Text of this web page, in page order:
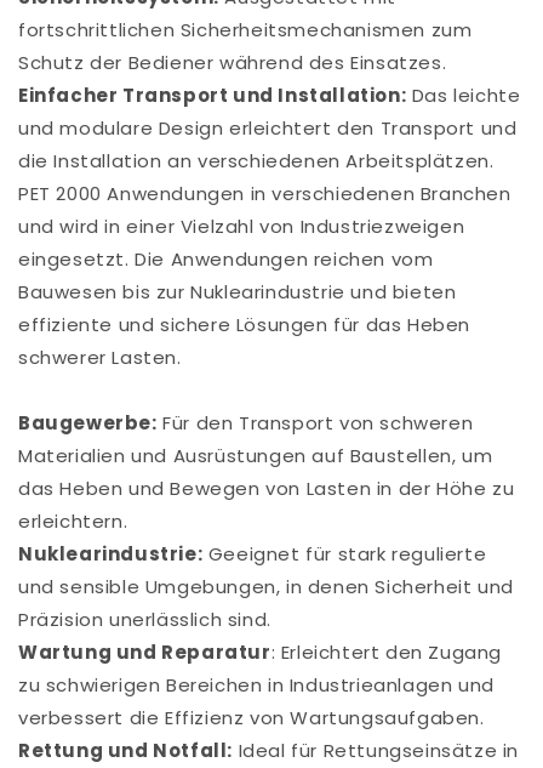
fortschrittlichen Sicherheitsmechanismen zum
Schutz der Bediener während des Einsatzes.
Einfacher Transport und Installation: Das leichte
und modulare Design erleichtert den Transport und
die Installation an verschiedenen Arbeitsplätzen.
PET 2000 Anwendungen in verschiedenen Branchen
und wird in einer Vielzahl von Industriezweigen
eingesetzt. Die Anwendungen reichen vom
Bauwesen bis zur Nuklearindustrie und bieten
effiziente und sichere Lösungen für das Heben
schwerer Lasten.
Baugewerbe: Für den Transport von schweren
Materialien und Ausrüstungen auf Baustellen, um
das Heben und Bewegen von Lasten in der Höhe zu
erleichtern.
Nuklearindustrie: Geeignet für stark regulierte
und sensible Umgebungen, in denen Sicherheit und
Präzision unerlässlich sind.
Wartung und Reparatur: Erleichtert den Zugang
zu schwierigen Bereichen in Industrieanlagen und
verbessert die Effizienz von Wartungsaufgaben.
Rettung und Notfall: Ideal für Rettungseinsätze in